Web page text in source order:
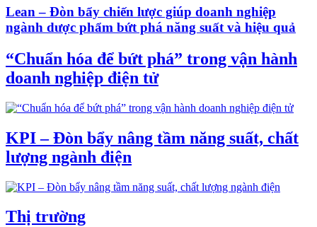
Lean – Đòn bẩy chiến lược giúp doanh nghiệp
ngành dược phẩm bứt phá năng suất và hiệu quả
“Chuẩn hóa để bứt phá” trong vận hành
doanh nghiệp điện tử
KPI – Đòn bẩy nâng tầm năng suất, chất
lượng ngành điện
Thị trường